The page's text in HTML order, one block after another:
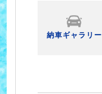
納車ギャラリー